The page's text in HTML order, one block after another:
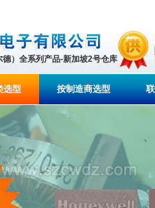
）全系列产品-新加坡2号仓库
选型 按制造商选型